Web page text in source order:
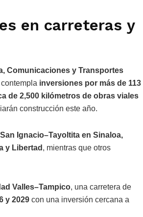
en carreteras y
Comunicaciones y Transportes
inversiones por más de 113
de 2,500 kilómetros de obras viales
construcción este año.
San Ignacio–Tayoltita en Sinaloa,
y Libertad , mientras que otros
Valles–Tampico, una carretera de
y 2029 con una inversión cercana a